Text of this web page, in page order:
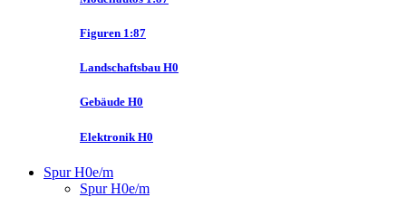
Figuren 1:87
Landschaftsbau H0
Gebäude H0
Elektronik H0
Spur H0e/m
Spur H0e/m